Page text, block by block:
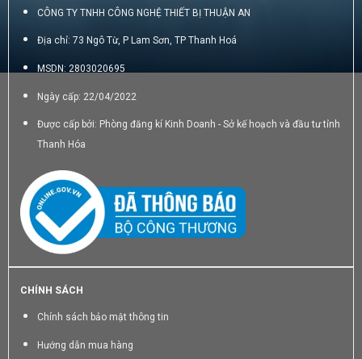
CÔNG TY TNHH CÔNG NGHỆ THIẾT BỊ THUẬN AN
Địa chỉ: 73 Ngô Từ, P Lam Sơn, TP Thanh Hoá
MSDN: 2803020695
Ngày cấp: 22/04/2022
Được cấp bởi: Phòng đăng kí Kinh Doanh - Sở kế hoạch và đầu tư tỉnh
Thanh Hóa
CHÍNH SÁCH
Chính sách bảo mật thông tin
Hướng dẫn mua hàng